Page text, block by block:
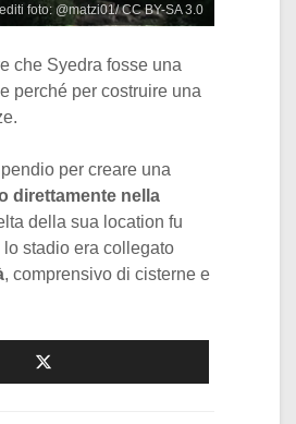
foto: @matzi01/ CC BY-SA 3.0
che Syedra fosse una
perché per costruire una
per creare una
direttamente nella
della sua location fu
lo stadio era collegato
, comprensivo di cisterne e